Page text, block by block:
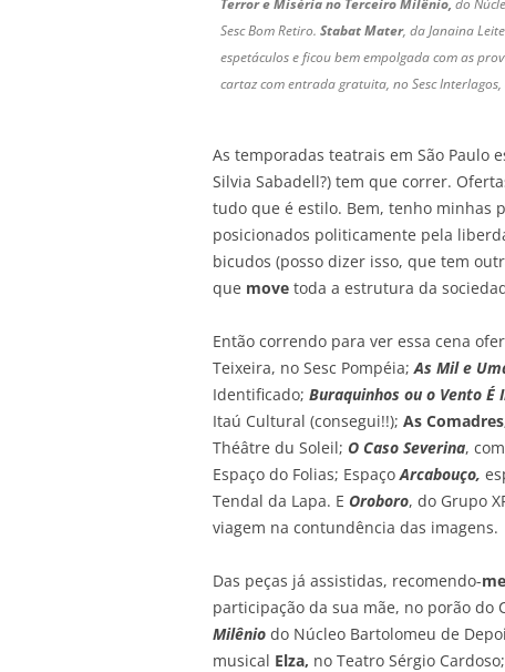
Terror e Miséria no Terceiro Milênio, do
Sesc Bom Retiro.Stabat Mater, da Janaina
espetáculos e ficou bem empolgada com as
cartaz com entrada gratuita, no Sesc
As temporadas teatrais em São Paulo
Silvia Sabadell?) tem que correr.
tudo que é estilo. Bem, tenho minhas
posicionados politicamente pela
bicudos (posso dizer isso, que tem
que move toda a estrutura da
Então correndo para ver essa cena
Teixeira, no Sesc Pompéia;As Mil e
Identificado; Buraquinhos ou o Vento É
Itaú Cultural (consegui!!); As
Théâtre du Soleil; O Caso Severina,
Espaço do Folias; EspaçoArcabouço,
Tendal da Lapa. E Oroboro, do Grupo
viagem na contundência das imagens.
Das peças já assistidas, recomendo-me
participação da sua mãe, no porão do
Milênio do Núcleo Bartolomeu de
musical Elza, no Teatro Sérgio Cardoso;